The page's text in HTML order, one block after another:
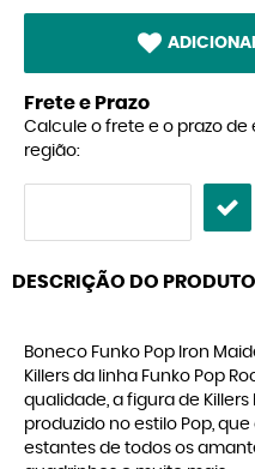
Frete e Prazo
Calcule o frete e o prazo
região:
DESCRIÇÃO DO PRODUTO
Boneco Funko Pop Iron
Killers da linha Funko Pop
qualidade, a figura de
produzido no estilo Pop,
estantes de todos os